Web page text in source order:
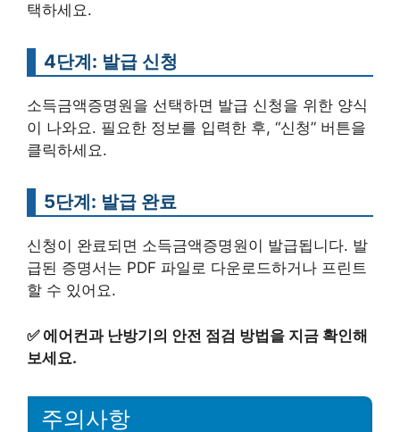
택하세요.
4단계: 발급 신청
소득금액증명원을 선택하면 발급 신청을 위한 양식
이 나와요. 필요한 정보를 입력한 후, “신청” 버튼을
클릭하세요.
5단계: 발급 완료
신청이 완료되면 소득금액증명원이 발급됩니다. 발
급된 증명서는 PDF 파일로 다운로드하거나 프린트
할 수 있어요.
✅ 에어컨과 난방기의 안전 점검 방법을 지금 확인해
보세요.
주의사항